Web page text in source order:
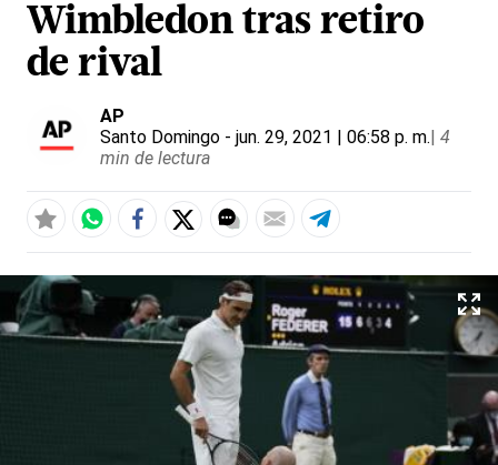
Wimbledon tras retiro
de rival
AP
Santo Domingo - jun. 29, 2021 | 06:58 p. m.| 4
min de lectura